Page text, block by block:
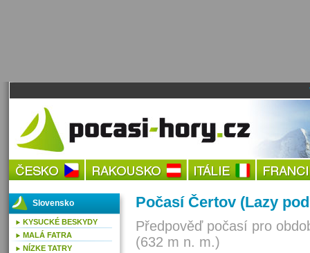
Počasí Čertov (Lazy
Předpověď počasí pro
(632 m n. m.)
Slovensko
KYSUCKÉ BESKYDY
MALÁ FATRA
NÍZKE TATRY